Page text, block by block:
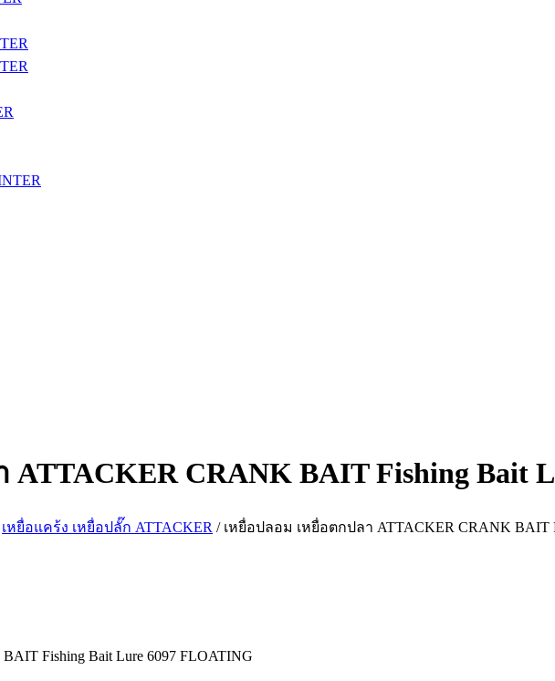
CRANK BAIT Fishing Bait
เหยื่อแคร้ง เหยื่อปลั๊ก ATTACKER / เหยื่อปลอม เหยื่อตกปลา ATTACKER CRANK BAIT
Fishing Bait Lure 6097 FLOATING